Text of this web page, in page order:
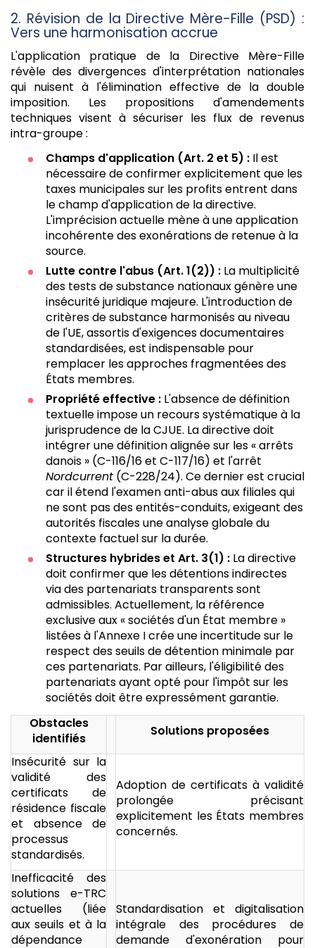
2. Révision de la Directive Mère-Fille (PSD) :
Vers une harmonisation accrue
L'application pratique de la Directive Mère-Fille
révèle des divergences d'interprétation nationales
qui nuisent à l'élimination effective de la double
imposition. Les propositions d'amendements
techniques visent à sécuriser les flux de revenus
intra-groupe :
Champs d'application (Art. 2 et 5) : Il est
nécessaire de confirmer explicitement que les
taxes municipales sur les profits entrent dans
le champ d'application de la directive.
L'imprécision actuelle mène à une application
incohérente des exonérations de retenue à la
source.
Lutte contre l'abus (Art. 1(2)) : La multiplicité
des tests de substance nationaux génère une
insécurité juridique majeure. L'introduction de
critères de substance harmonisés au niveau
de l'UE, assortis d'exigences documentaires
standardisées, est indispensable pour
remplacer les approches fragmentées des
États membres.
Propriété effective : L'absence de définition
textuelle impose un recours systématique à la
jurisprudence de la CJUE. La directive doit
intégrer une définition alignée sur les « arrêts
danois » (C-116/16 et C-117/16) et l'arrêt
Nordcurrent (C-228/24). Ce dernier est crucial
car il étend l'examen anti-abus aux filiales qui
ne sont pas des entités-conduits, exigeant des
autorités fiscales une analyse globale du
contexte factuel sur la durée.
Structures hybrides et Art. 3(1) : La directive
doit confirmer que les détentions indirectes
via des partenariats transparents sont
admissibles. Actuellement, la référence
exclusive aux « sociétés d'un État membre »
listées à l'Annexe I crée une incertitude sur le
respect des seuils de détention minimale par
ces partenariats. Par ailleurs, l'éligibilité des
partenariats ayant opté pour l'impôt sur les
sociétés doit être expressément garantie.
Obstacles
identifiés
Solutions proposées
Insécurité sur la
validité des
certificats de
résidence fiscale
et absence de
processus
standardisés.
Adoption de certificats à validité
prolongée précisant
explicitement les États membres
concernés.
Inefficacité des
solutions e-TRC
actuelles (liée
aux seuils et à la
dépendance
Standardisation et digitalisation
intégrale des procédures de
demande d'exonération pour